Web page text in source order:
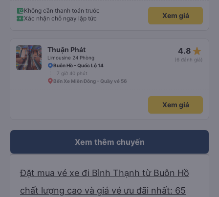
Không cần thanh toán trước
Xác nhận chỗ ngay lập tức
Xem giá
Thuận Phát
Limousine 24 Phòng
4.8 star_rate
(6 đánh giá)
Buôn Hồ - Quốc Lộ 14
7 giờ 40 phút
Bến Xe Miền Đông - Quầy vé 56
Xem giá
Xem thêm chuyến
Đặt mua vé xe đi Bình Thạnh từ Buôn Hồ
chất lượng cao và giá vé ưu đãi nhất: 65